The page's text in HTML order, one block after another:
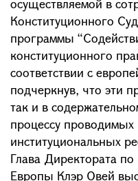
осуществляемой в
Конституционного
программы
конституционного
соответствии с
подчеркнув, что эти
так и в
процессу
институциональных
Глава Директората
Европы Клэр Овей